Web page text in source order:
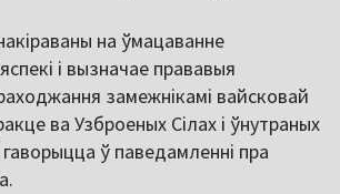
на ўмацаванне
і вызначае прававыя
замежнікамі вайсковай
ва Узброеных Сілах і ўнутраных
ў паведамленні пра